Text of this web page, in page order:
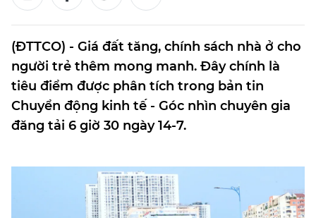
(ĐTTCO) - Giá đất tăng, chính sách nhà ở cho
người trẻ thêm mong manh. Đây chính là
tiêu điểm được phân tích trong bản tin
Chuyển động kinh tế - Góc nhìn chuyên gia
đăng tải 6 giờ 30 ngày 14-7.